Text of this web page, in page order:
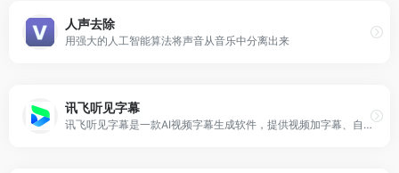
人声去除
用强大的人工智能算法将声音从音乐中分离出来
讯飞听见字幕
讯飞听见字幕是一款AI视频字幕生成软件，提供视频加字幕、自动加字幕、字幕时间码匹配等功能的自动生成字幕软件，支持生成SRT/ASS/XML等格式，支持导出成品。